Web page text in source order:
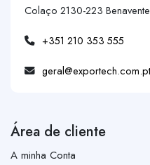
Colaço 2130-223 Benavente
+351 210 353 555
geral@exportech.com.pt
Área de cliente
A minha Conta